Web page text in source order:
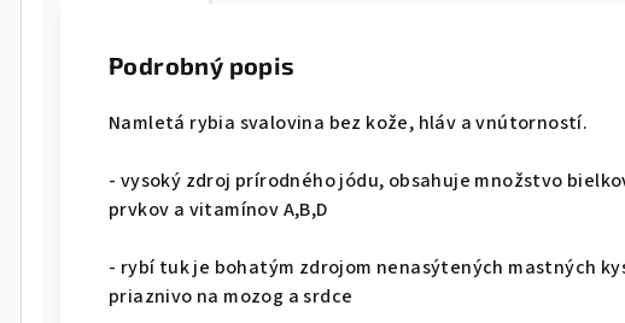
Podrobný popis
Namletá rybia svalovina bez kože, hláv a vnútorností.
- vysoký zdroj prírodného jódu, obsahuje množstvo
prvkov a vitamínov A,B,D
- rybí tuk je bohatým zdrojom nenasýtených mastných
priaznivo na mozog a srdce